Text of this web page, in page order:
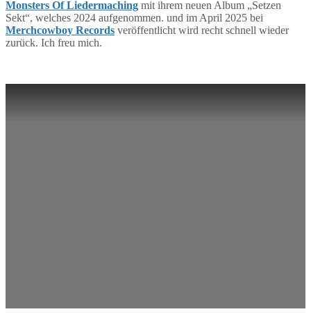
Monsters Of Liedermaching mit ihrem neuen Album „Setzen
Sekt“, welches 2024 aufgenommen. und im April 2025 bei
Merchcowboy Records veröffentlicht wird recht schnell wieder
zurück. Ich freu mich.